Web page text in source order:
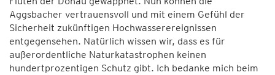
Aggsbacher vertrauensvoll und mit einem Gefühl der
Sicherheit zukünftigen Hochwasserereignissen
entgegensehen. Natürlich wissen wir, dass es für
außerordentliche Naturkatastrophen keinen
hundertprozentigen Schutz gibt. Ich bedanke mich beim